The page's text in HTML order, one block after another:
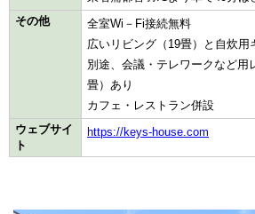
その他
全室Wi－Fi接続無料
広いリビング（19畳）と自炊用
別途、会議・テレワークなど用
畳）あり
カフェ・レストラン併設
ウェブサイ
ト
https://keys-house.com